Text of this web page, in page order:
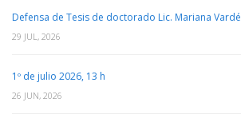
Defensa de Tesis de doctorado Lic. Mariana Vardé
29 JUL, 2026
1º de julio 2026, 13 h
26 JUN, 2026